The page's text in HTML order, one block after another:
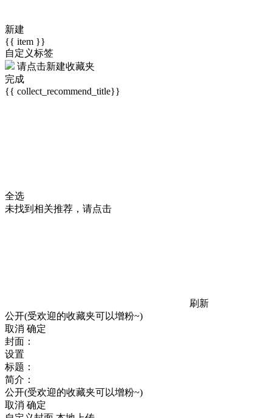
新建
{{ item }}
自定义标签
请点击新建收藏夹
完成
{{ collect_recommend_title}}
全选
未找到相关推荐，请点击
刷新
公开(受欢迎的收藏夹可以增粉~)
取消 确定
封面：
设置
标题：
简介：
公开(受欢迎的收藏夹可以增粉~)
取消 确定